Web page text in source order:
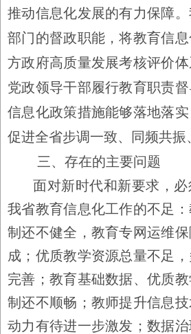
推动信息化发展的有力保障。
部门的督政职能，将教育信
方政府高质量发展考核评价体
党政领导干部履行教育职责
信息化政策措施能够落地落实
促进全省步调一致、同频共振
三、存在的主要问题
面对新时代和新要求，
我省教育信息化工作的不足
制还不健全，教育专网运维
成；优质教学资源总量不足
完善；教育基础数据、优质
制还不顺畅；教师提升信息
动力有待进一步激发；数据治